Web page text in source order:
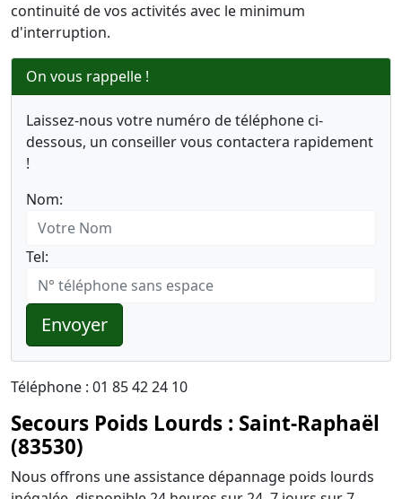
continuité de vos activités avec le minimum
d'interruption.
On vous rappelle !
Laissez-nous votre numéro de téléphone ci-
dessous, un conseiller vous contactera rapidement
!
Nom:
Tel:
Envoyer
Téléphone : 01 85 42 24 10
Secours Poids Lourds : Saint-Raphaël
(83530)
Nous offrons une assistance dépannage poids lourds